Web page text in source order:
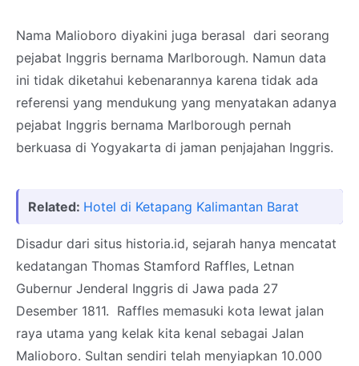
Nama Malioboro diyakini juga berasal dari seorang
pejabat Inggris bernama Marlborough. Namun data
ini tidak diketahui kebenarannya karena tidak ada
referensi yang mendukung yang menyatakan adanya
pejabat Inggris bernama Marlborough pernah
berkuasa di Yogyakarta di jaman penjajahan Inggris.
Related: Hotel di Ketapang Kalimantan Barat
Disadur dari situs historia.id, sejarah hanya mencatat
kedatangan Thomas Stamford Raffles, Letnan
Gubernur Jenderal Inggris di Jawa pada 27
Desember 1811. Raffles memasuki kota lewat jalan
raya utama yang kelak kita kenal sebagai Jalan
Malioboro. Sultan sendiri telah menyiapkan 10.000